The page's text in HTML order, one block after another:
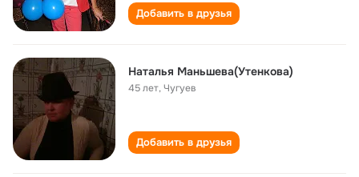
Добавить в друзья
Наталья Маньшева(Утенкова)
45 лет,Чугуев
Добавить в друзья